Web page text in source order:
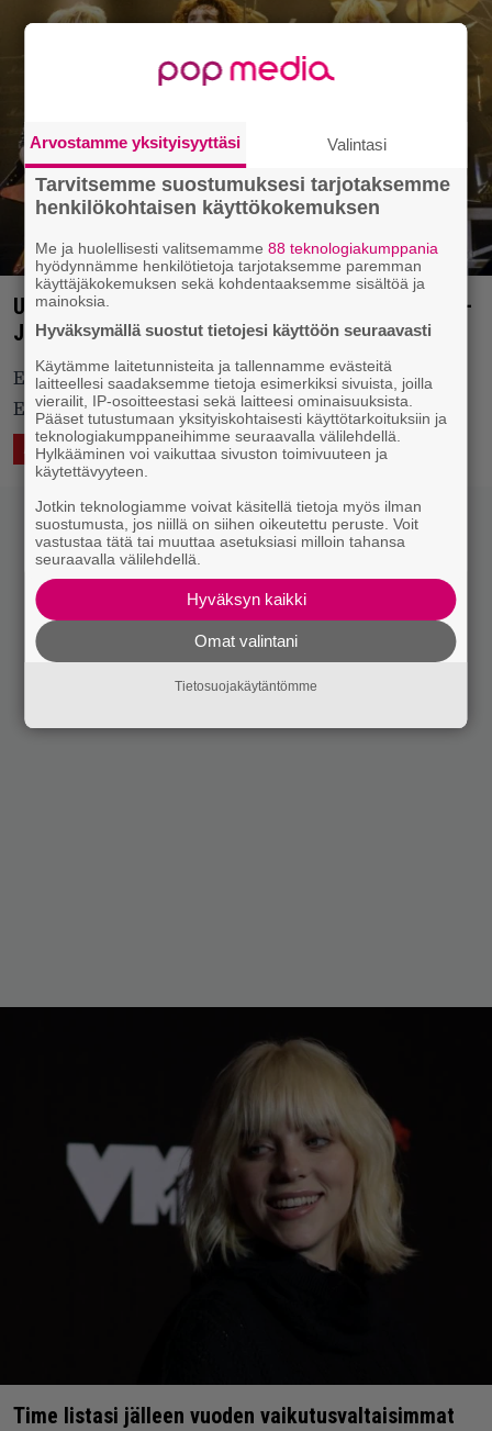
Uudet Rock ’n’ Roll Hall of Fame -ehdokkaat julki –
Judas Priest jälleen mukana listalla
Ensimmäistä kertaa ehdolla ovat muun muassa
Eminem, Duran Duran ja Lionel Richie.
ASIAA 2.2.2022 17:51 Vesa Siltanen
Time listasi jälleen vuoden vaikutusvaltaisimmat
Arvostamme yksityisyyttäsi Valintasi
Tarvitsemme suostumuksesi tarjotaksemme
henkilökohtaisen käyttökokemuksen
Me ja huolellisesti valitsemamme88 teknologiakumppania
hyödynnämme henkilötietoja tarjotaksemme paremman
käyttäjäkokemuksen sekä kohdentaaksemme sisältöä ja
mainoksia.
Hyväksymällä suostut tietojesi käyttöön seuraavasti
Käytämme laitetunnisteita ja tallennamme evästeitä
laitteellesi saadaksemme tietoja esimerkiksi sivuista, joilla
vierailit, IP-osoitteestasi sekä laitteesi ominaisuuksista.
Pääset tutustumaan yksityiskohtaisesti käyttötarkoituksiin ja
teknologiakumppaneihimme seuraavalla välilehdellä.
Hylkääminen voi vaikuttaa sivuston toimivuuteen ja
käytettävyyteen.
Jotkin teknologiamme voivat käsitellä tietoja myös ilman
suostumusta, jos niillä on siihen oikeutettu peruste. Voit
vastustaa tätä tai muuttaa asetuksiasi milloin tahansa
seuraavalla välilehdellä.
Hyväksyn kaikki
Omat valintani
Tietosuojakäytäntömme